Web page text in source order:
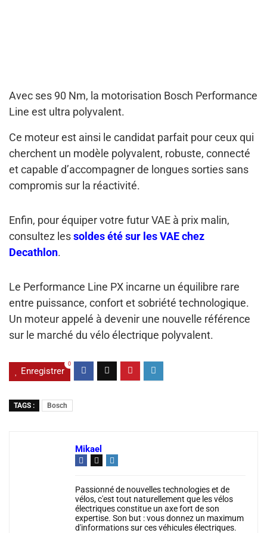
Avec ses 90 Nm, la motorisation Bosch Performance
Line est ultra polyvalent.
Ce moteur est ainsi le candidat parfait pour ceux qui
cherchent un modèle polyvalent, robuste, connecté
et capable d’accompagner de longues sorties sans
compromis sur la réactivité.
Enfin, pour équiper votre futur VAE à prix malin,
consultez lessoldes été sur les VAE chez
Decathlon.
Le Performance Line PX incarne un équilibre rare
entre puissance, confort et sobriété technologique.
Un moteur appelé à devenir une nouvelle référence
sur le marché du vélo électrique polyvalent.
Enregistrer
0
TAGS : Bosch
Mikael
Passionné de nouvelles technologies et de
vélos, c'est tout naturellement que les vélos
électriques constitue un axe fort de son
expertise. Son but : vous donnez un maximum
d'informations sur ces véhicules électriques.